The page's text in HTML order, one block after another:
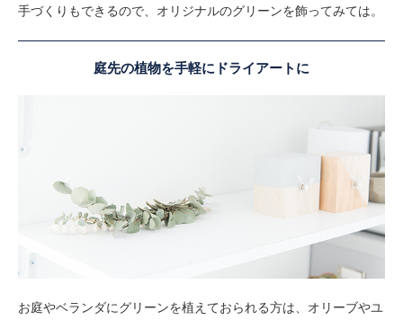
手づくりもできるので、オリジナルのグリーンを飾ってみては。
庭先の植物を手軽にドライアートに
お庭やベランダにグリーンを植えておられる方は、オリーブやユ